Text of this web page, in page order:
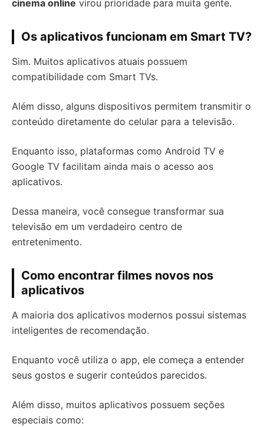
cinema online virou prioridade para muita gente.
Os aplicativos funcionam em Smart TV?
Sim. Muitos aplicativos atuais possuem
compatibilidade com Smart TVs.
Além disso, alguns dispositivos permitem transmitir o
conteúdo diretamente do celular para a televisão.
Enquanto isso, plataformas como Android TV e
Google TV facilitam ainda mais o acesso aos
aplicativos.
Dessa maneira, você consegue transformar sua
televisão em um verdadeiro centro de
entretenimento.
Como encontrar filmes novos nos
aplicativos
A maioria dos aplicativos modernos possui sistemas
inteligentes de recomendação.
Enquanto você utiliza o app, ele começa a entender
seus gostos e sugerir conteúdos parecidos.
Além disso, muitos aplicativos possuem seções
especiais como: